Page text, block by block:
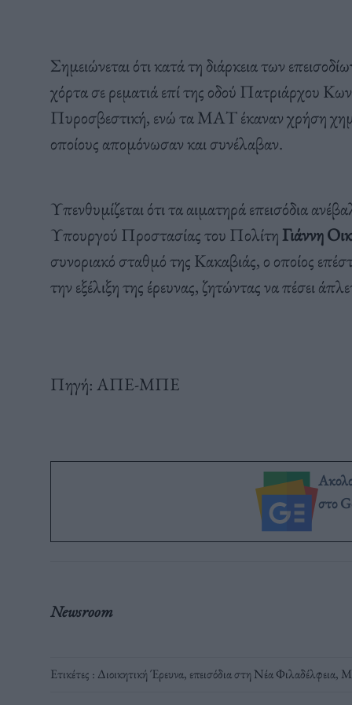
Σημειώνεται ότι κατά τη διάρκεια των
χόρτα σε ρεματιά επί της οδού Πατριάρχου
Πυροσβεστική, ενώ τα ΜΑΤ έκαναν χρήση
οποίους απομόνωσαν και συνέλαβαν.
Υπενθυμίζεται ότι τα αιματηρά επεισόδια
Υπουργού Προστασίας του ΠολίτηΓιάννη
συνοριακό σταθμό της Κακαβιάς, ο οποίος
την εξέλιξη της έρευνας, ζητώντας να πέσει
Πηγή: ΑΠΕ-ΜΠΕ
στο
Newsroom
Ετικέτες : Διοικητική Έρευνα, επεισόδια στη Νέα Φιλαδέλφεια,